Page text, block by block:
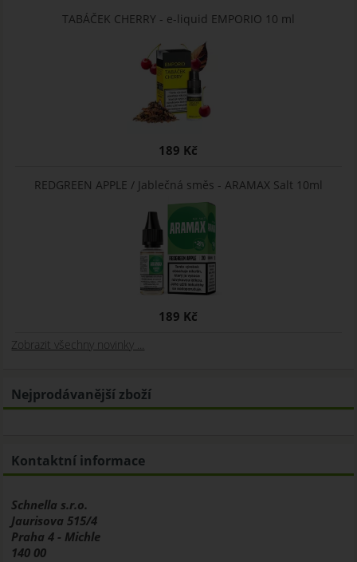
TABÁČEK CHERRY - e-liquid EMPORIO 10 ml
189 Kč
REDGREEN APPLE / Jablečná směs - ARAMAX Salt 10ml
189 Kč
Zobrazit všechny novinky ...
Nejprodávanější zboží
Kontaktní informace
Schnella s.r.o.
Jaurisova 515/4
Praha 4 - Michle
140 00